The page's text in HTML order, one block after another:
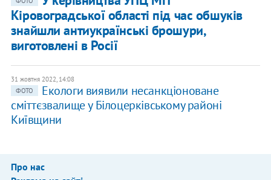
Кіровоградської області під час обшуків
знайшли антиукраїнські брошури,
виготовлені в Росії
31 жовтня 2022, 14:08
ФОТО
Екологи виявили несанкціоноване
сміттєзвалище у Білоцерківському районі
Київщини
Про нас